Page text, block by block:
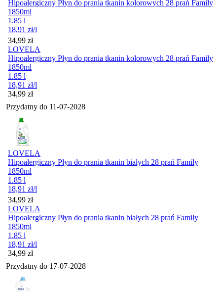
Hipoalergiczny Płyn do prania tkanin kolorowych 28 prań Family
1850ml
1.85 l
18,91 zł/l
Cena
34,99 zł
LOVELA
Hipoalergiczny Płyn do prania tkanin kolorowych 28 prań Family
1850ml
1.85 l
18,91 zł/l
Cena
34,99 zł
Przydatny do 11-07-2028
LOVELA
Hipoalergiczny Płyn do prania tkanin białych 28 prań Family
1850ml
1.85 l
18,91 zł/l
Cena
34,99 zł
LOVELA
Hipoalergiczny Płyn do prania tkanin białych 28 prań Family
1850ml
1.85 l
18,91 zł/l
Cena
34,99 zł
Przydatny do 17-07-2028